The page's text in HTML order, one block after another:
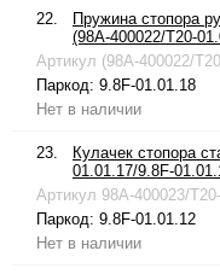
22.
Пружина стопора
(98A-400022/T20-
Артикул (98A-400022/
Паркод: 9.8F-01.01.18
Нет в наличии
23.
Кулачек стопора
01.01.17/9.8F-
Артикул 98A-400023/
Паркод: 9.8F-01.01.12
Нет в наличии